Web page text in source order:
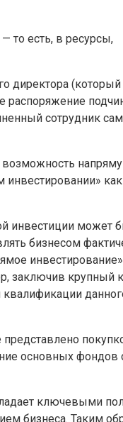
то есть, в ресурсы,
директора
распоряжение
сотрудник
возможность
инвестиции может
бизнесом
заключив крупный
основных фондов
ключевыми
бизнеса. Таким